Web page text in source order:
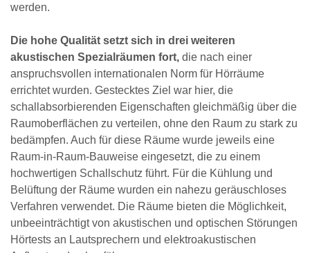
werden.
Die hohe Qualität setzt sich in drei weiteren
akustischen Spezialräumen fort, die nach einer
anspruchsvollen internationalen Norm für Hörräume
errichtet wurden. Gestecktes Ziel war hier, die
schallabsorbierenden Eigenschaften gleichmäßig über die
Raumoberflächen zu verteilen, ohne den Raum zu stark zu
bedämpfen. Auch für diese Räume wurde jeweils eine
Raum-in-Raum-Bauweise eingesetzt, die zu einem
hochwertigen Schallschutz führt. Für die Kühlung und
Belüftung der Räume wurden ein nahezu geräuschloses
Verfahren verwendet. Die Räume bieten die Möglichkeit,
unbeeinträchtigt von akustischen und optischen Störungen
Hörtests an Lautsprechern und elektroakustischen